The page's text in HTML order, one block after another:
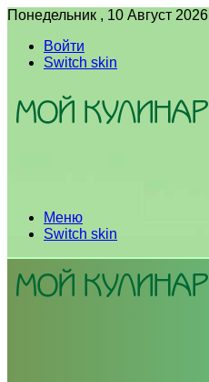
Понедельник , 10 Август 2026
Войти
Switch skin
Меню
Switch skin